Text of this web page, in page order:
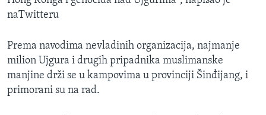
naTwitteru
Prema navodima nevladinih organizacija, najmanje
milion Ujgura i drugih pripadnika muslimanske
manjine drži se u kampovima u provinciji Šinđijang, i
primorani su na rad.